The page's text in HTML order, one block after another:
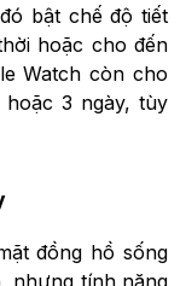
bật chế độ tiết
hoặc cho đến
Watch còn cho
3 ngày, tùy
đồng hồ sống
nhưng tính năng